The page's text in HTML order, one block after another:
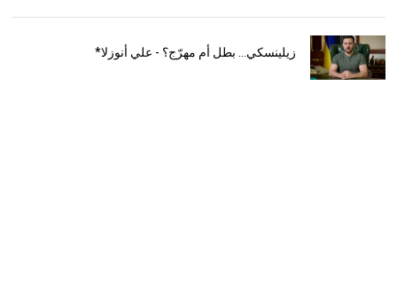
زيلينسكي... بطل أم مهرّج؟ - علي أنوزلا*